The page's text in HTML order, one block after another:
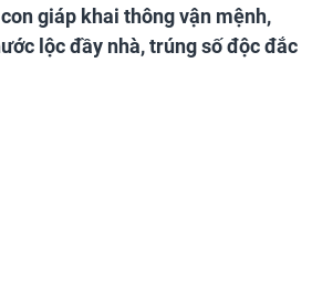
giáp khai thông vận mệnh,
lộc đầy nhà, trúng số độc đắc